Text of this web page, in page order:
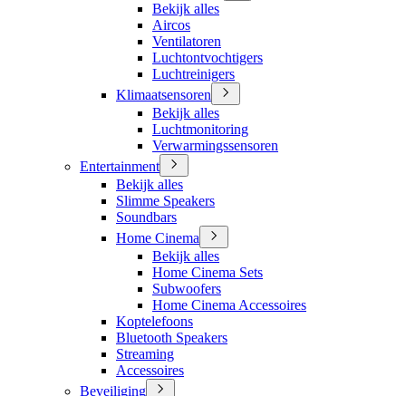
Bekijk alles
Aircos
Ventilatoren
Luchtontvochtigers
Luchtreinigers
Klimaatsensoren
Bekijk alles
Luchtmonitoring
Verwarmingssensoren
Entertainment
Bekijk alles
Slimme Speakers
Soundbars
Home Cinema
Bekijk alles
Home Cinema Sets
Subwoofers
Home Cinema Accessoires
Koptelefoons
Bluetooth Speakers
Streaming
Accessoires
Beveiliging